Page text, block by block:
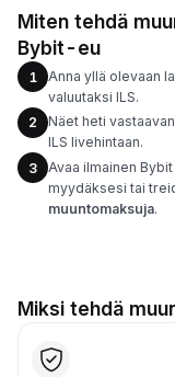
Miten tehdä
Bybit-eu
1
Anna yllä olevaan
valuutaksi ILS.
2
Näet heti
ILS livehintaan.
3
Avaa ilmainen
myydäksesi tai
muuntomaksuja.
Miksi tehdä